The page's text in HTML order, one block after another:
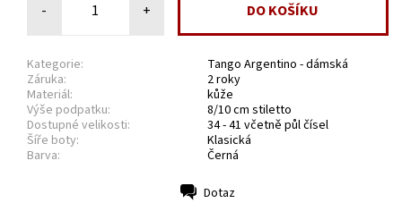
- +
Kategorie:
Tango Argentino - dámská
Záruka:
2 roky
Materiál:
kůže
Výše podpatku:
8/10 cm stiletto
Dostupné velikosti:
34 - 41 včetně půl čísel
Šíře boty:
Klasická
Barva:
Černá
Dotaz